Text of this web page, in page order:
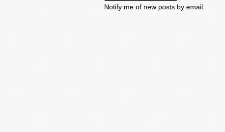
Notify me of new posts by email.